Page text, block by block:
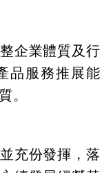
企業體質及行
品服務推展能
。
充份發揮，落